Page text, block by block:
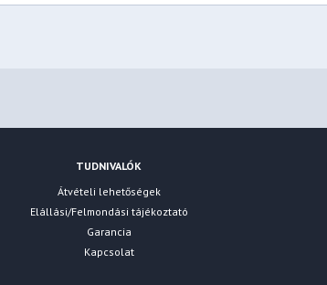
TUDNIVALÓK
Átvételi lehetőségek
Elállási/Felmondási tájékoztató
Garancia
Kapcsolat